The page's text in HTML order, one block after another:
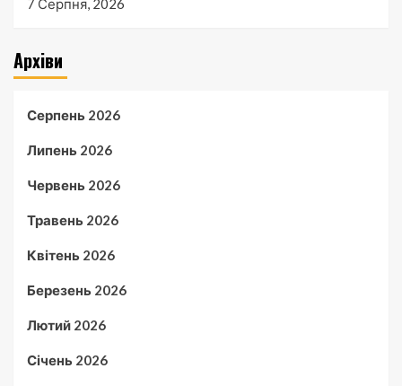
7 Серпня, 2026
Архіви
Серпень 2026
Липень 2026
Червень 2026
Травень 2026
Квітень 2026
Березень 2026
Лютий 2026
Січень 2026